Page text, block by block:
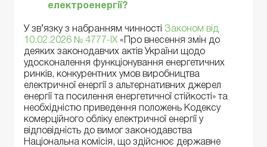
електроенергії?
У зв’язку з набранням чинності Законом від
10.02.2026 № 4777-IX «Про внесення змін до
деяких законодавчих актів України щодо
удосконалення функціонування енергетичних
ринків, конкурентних умов виробництва
електричної енергії з альтернативних джерел
енергії та посилення енергетичної стійкості» та
необхідністю приведення положень Кодексу
комерційного обліку електричної енергії у
відповідність до вимог законодавства
Національна комісія, що здійснює державне